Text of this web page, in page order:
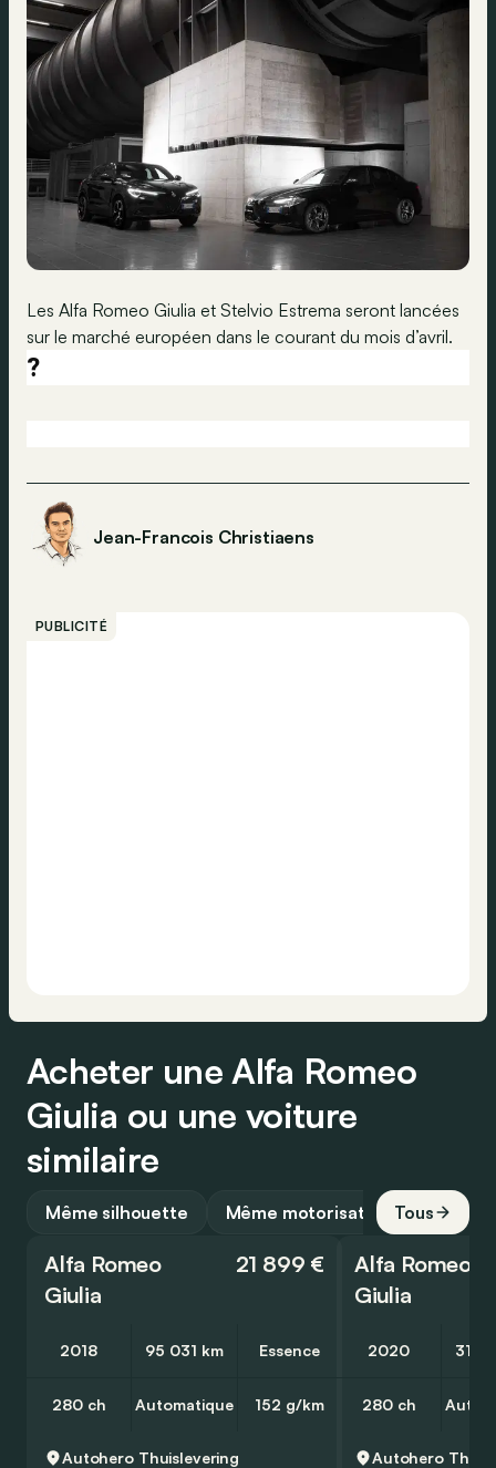
Les Alfa Romeo Giulia et Stelvio Estrema seront lancées
sur le marché européen dans le courant du mois d’avril.
?
Jean-Francois Christiaens
PUBLICITÉ
Acheter une Alfa Romeo
Giulia ou une voiture
similaire
Même silhouette Même motorisation Tous
Alfa Romeo
Giulia
21 899 €
2018 95 031 km Essence
280 ch Automatique 152 g/km
Autohero Thuislevering
Alfa Romeo
Giulia
2020 31
280 ch
Autohero